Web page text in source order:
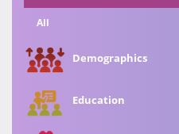
All
Demographics
Education